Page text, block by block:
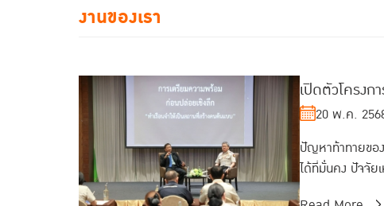
งานของเรา
เปิดตัวโครง
20 พ.ค.
ปัญหาท้าทายขอ
ได้ที่มั่นคง ปัจจัย